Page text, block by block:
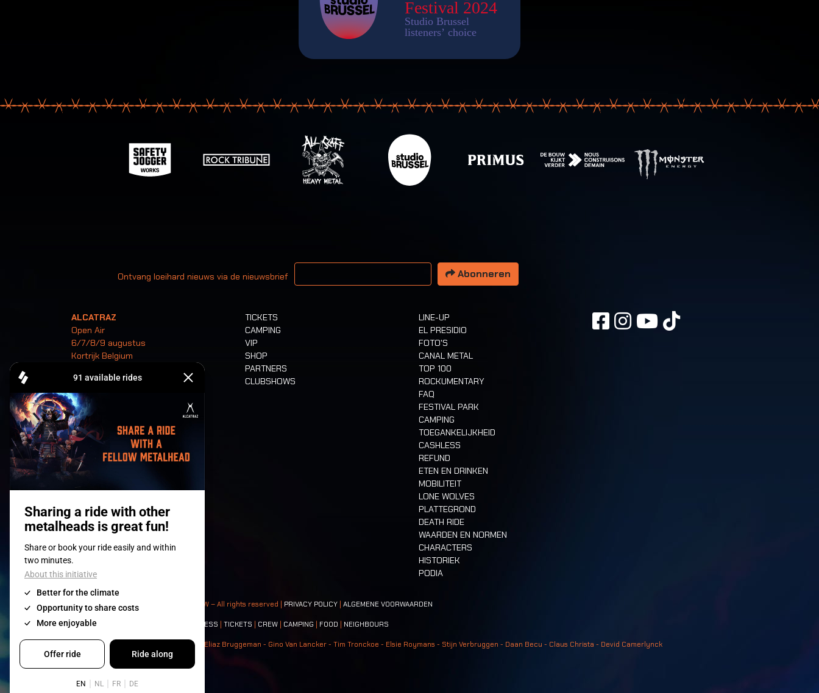
Ontvang loeihard nieuws via de nieuwsbrief
Uw email adres
Abonneren
ALCATRAZ
Open Air
6/7/8/9 augustus
Kortrijk Belgium
Tickets
TICKETS
CAMPING
VIP
SHOP
PARTNERS
CLUBSHOWS
LINE-UP
EL PRESIDIO
FOTO'S
CANAL METAL
TOP 100
ROCKUMENTARY
FAQ
FESTIVAL PARK
CAMPING
TOEGANKELIJKHEID
CASHLESS
REFUND
ETEN EN DRINKEN
MOBILITEIT
LONE WOLVES
PLATTEGROND
DEATH RIDE
WAARDEN EN NORMEN
CHARACTERS
HISTORIEK
PODIA
© 2008-2026 - Apache Productions VZW – All rights reserved | PRIVACY POLICY ALGEMENE VOORWAARDEN
Contact: PRESS TICKETS CREW CAMPING FOOD NEIGHBOURS
Photos: Ann Kermans - Hans Van Hoof - Eliaz Bruggeman - Gino Van Lancker - Tim Tronckoe - Elsie Roymans - Stijn Verbruggen - Daan Becu - Claus Christa - Devid Camerlynck